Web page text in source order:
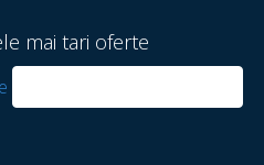
mai tari oferte